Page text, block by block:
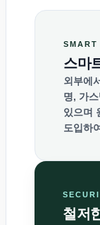
스마
외부에
명, 가
있으며
도입하
철저